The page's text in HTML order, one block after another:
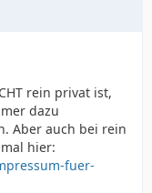
rein privat ist,
dazu
Aber auch bei rein
hier:
fuer-